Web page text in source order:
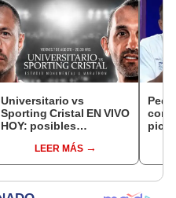
Universitario vs
Sporting Cristal EN VIVO
HOY: posibles
pronóstico, hora y canal
dónde ver partido por el
LEER MÁS
con